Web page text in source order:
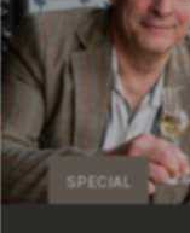
SPECIAL